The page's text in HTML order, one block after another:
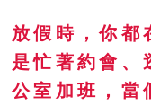
放假時，你都
是忙著約會、
公室加班，當